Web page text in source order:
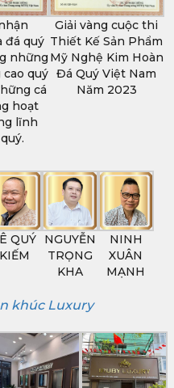
đá quý
những
quý
cá
hoạt
lĩnh
Giải vàng cuộc thi
Thiết Kế Sản Phẩm
Mỹ Nghệ Kim Hoàn
Đá Quý Việt Nam
Năm 2023
QUÝ
KIẾM
NGUYỄN
TRỌNG
KHA
NINH
XUÂN
MẠNH
khúc Luxury